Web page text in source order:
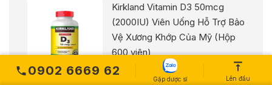
Kirkland Vitamin D3 50mcg
(2000IU) Viên Uống Hỗ Trợ Bảo
Vệ Xương Khớp Của Mỹ (Hộp
600 viên)
2 đánh giá
0902 6669 62
Gặp dược sĩ Lên đầu